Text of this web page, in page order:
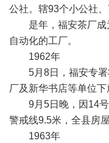
公社。辖93个小公社、
是年，福安茶厂成
自动化的工厂。
1962年
5月8日，福安专署
厂及新华书店等单位下
9月5日晚，因14号
警戒线9.5米，全县房
1963年